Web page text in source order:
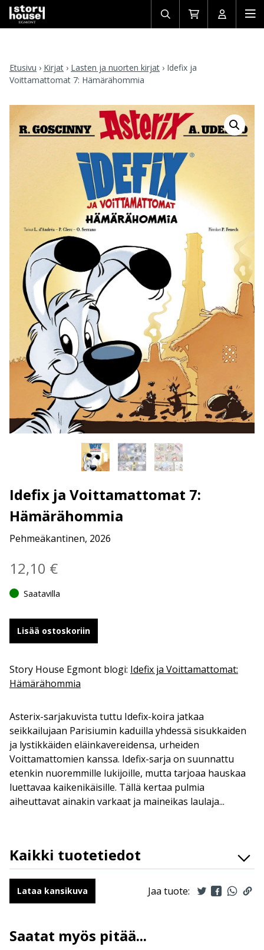
Avaa/sulje
haku
Siirry
ostoskoriin
Avaa/
Etusivu › Kirjat › Lasten ja nuorten kirjat › Idefix ja
Voittamattomat 7: Hämärähommia
Idefix ja Voittamattomat 7:
Hämärähommia
Pehmeäkantinen, 2026
12,10 €
Saatavilla
Lisää ostoskoriin
Story House Egmont blogi: Idefix ja Voittamattomat:
Hämärähommia
Asterix-sarjakuvista tuttu Idefix-koira jatkaa
seikkailujaan Parisiumin kaduilla yhdessä sisukkaiden
ja lystikkäiden eläinkavereidensa, urheiden
Voittamattomien kanssa. Idefix-sarja on suunnattu
etenkin nuoremmille lukijoille, mutta tarjoaa hauskaa
luettavaa kaikenikäisille. Tällä kertaa pulmia
aiheuttavat ainakin varkaat ja maineikas laulaja...
Lue lisää
Kaikki tuotetiedot
ISBN
9789523348639
Kirjoittajat
Lison D'Andréa, Olivier
Kääntäjät
Mirka Ulanto
Lataa kansikuva Jaa tuote:
Saatat myös pitää...